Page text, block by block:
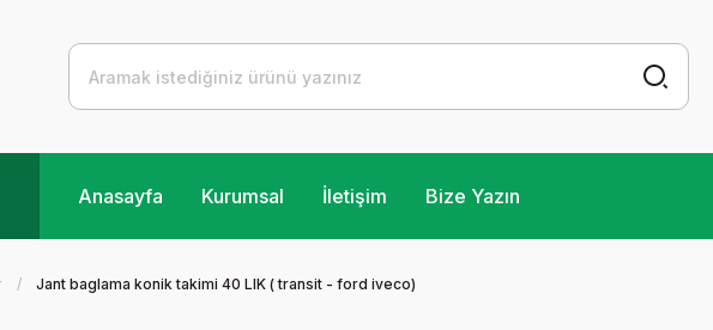
Anasayfa Kurumsal İletişim Bize Yazın
Jant baglama konik takimi 40 LIK ( transit - ford iveco)